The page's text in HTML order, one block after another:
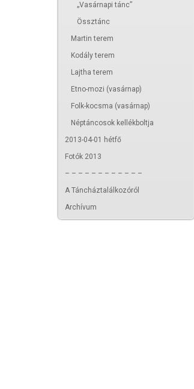
„Vasárnapi tánc”
Össztánc
Martin terem
Kodály terem
Lajtha terem
Etno-mozi (vasárnap)
Folk-kocsma (vasárnap)
Néptáncosok kellékboltja
2013-04-01 hétfő
Fotók 2013
– – – – – – – – – – – –
A Táncháztalálkozóról
Archívum